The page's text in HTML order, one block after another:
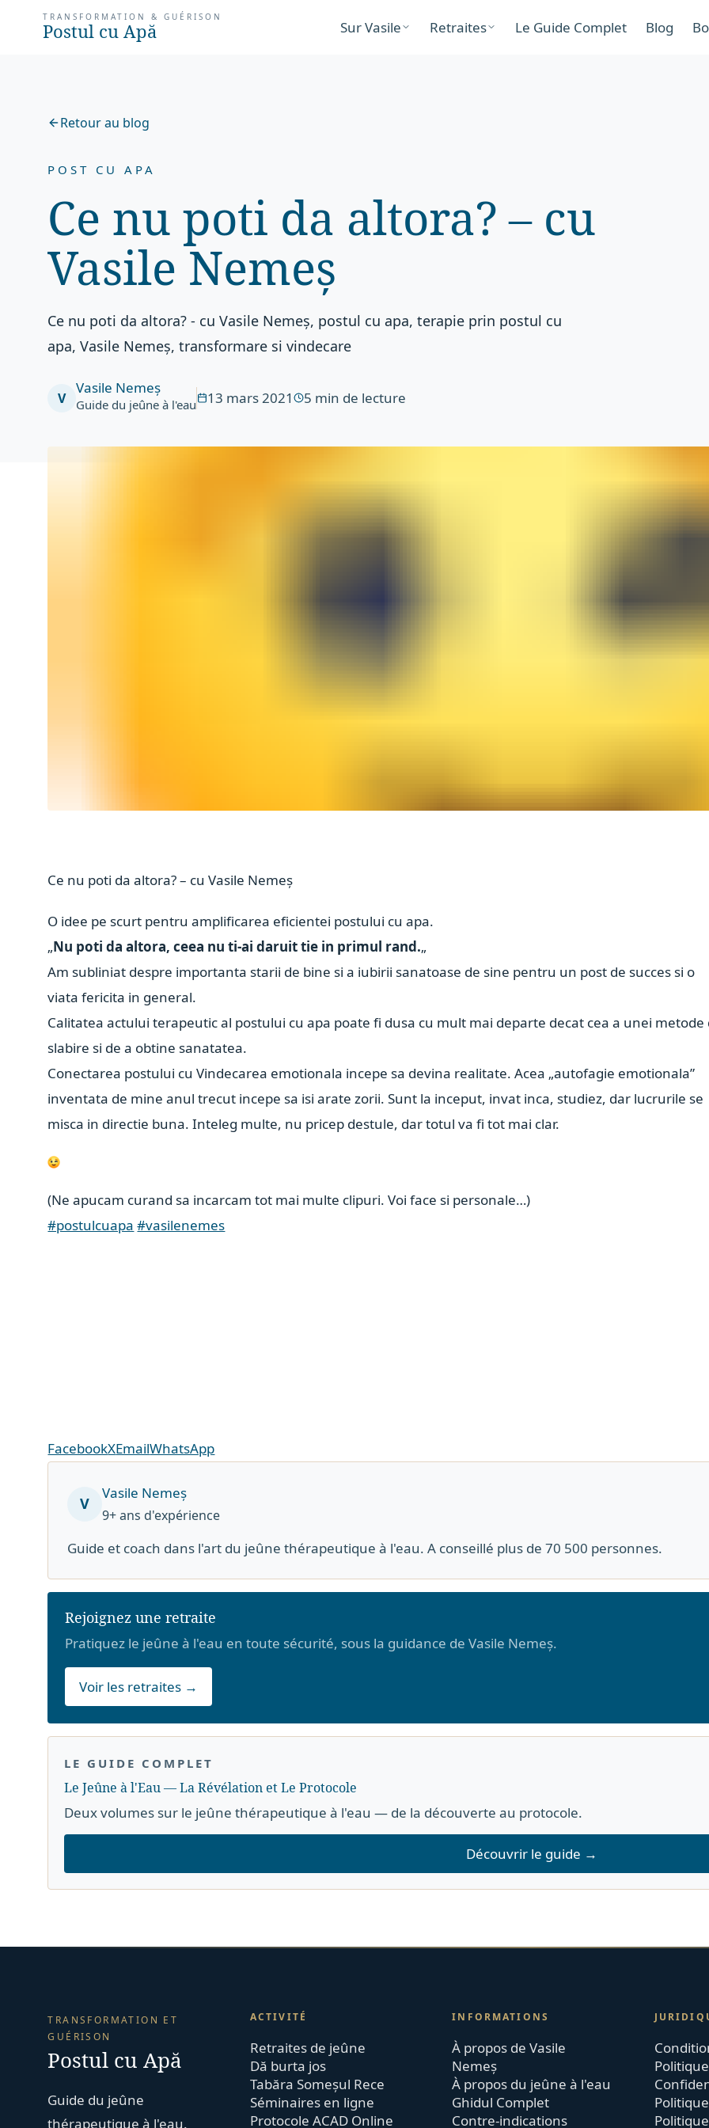
TRANSFORMATION & GUÉRISON
Postul cu Apă Sur Vasile Retraites Le Guide Complet Blog
Retour au blog
POST CU APA
Ce nu poti da altora? – cu
Vasile Nemeș
Ce nu poti da altora? - cu Vasile Nemeș, postul cu apa, terapie prin postul cu
apa, Vasile Nemeș, transformare si vindecare
V
Vasile Nemeș
Guide du jeûne à l'eau 13 mars 2021 5 min de lecture
Ce nu poti da altora? – cu Vasile Nemeș
O idee pe scurt pentru amplificarea eficientei postului cu apa.
„Nu poti da altora, ceea nu ti-ai daruit tie in primul rand.„
Am subliniat despre importanta starii de bine si a iubirii sanatoase de sine pentru un post de succes si o
viata fericita in general.
Calitatea actului terapeutic al postului cu apa poate fi dusa cu mult mai departe decat cea a unei metode
slabire si de a obtine sanatatea.
Conectarea postului cu Vindecarea emotionala incepe sa devina realitate. Acea „autofagie emotionala”
inventata de mine anul trecut incepe sa isi arate zorii. Sunt la inceput, invat inca, studiez, dar lucrurile se
misca in directie buna. Inteleg multe, nu pricep destule, dar totul va fi tot mai clar.
(Ne apucam curand sa incarcam tot mai multe clipuri. Voi face si personale…)
#postulcuapa #vasilenemes
FacebookXEmailWhatsApp
V
Vasile Nemeș
9+ ans d'expérience
Guide et coach dans l'art du jeûne thérapeutique à l'eau. A conseillé plus de 70 500 personnes.
Rejoignez une retraite
Pratiquez le jeûne à l'eau en toute sécurité, sous la guidance de Vasile Nemeș.
Voir les retraites →
LE GUIDE COMPLET
Le Jeûne à l'Eau — La Révélation et Le Protocole
Deux volumes sur le jeûne thérapeutique à l'eau — de la découverte au protocole.
Découvrir le guide →
TRANSFORMATION ET
GUÉRISON
Postul cu Apă
Guide du jeûne
thérapeutique à l'eau.
ACTIVITÉ
Retraites de jeûne
Dă burta jos
Tabăra Someșul Rece
Séminaires en ligne
Protocole ACAD Online
INFORMATIONS
À propos de Vasile
Nemeș
À propos du jeûne à l'eau
Ghidul Complet
Contre-indications